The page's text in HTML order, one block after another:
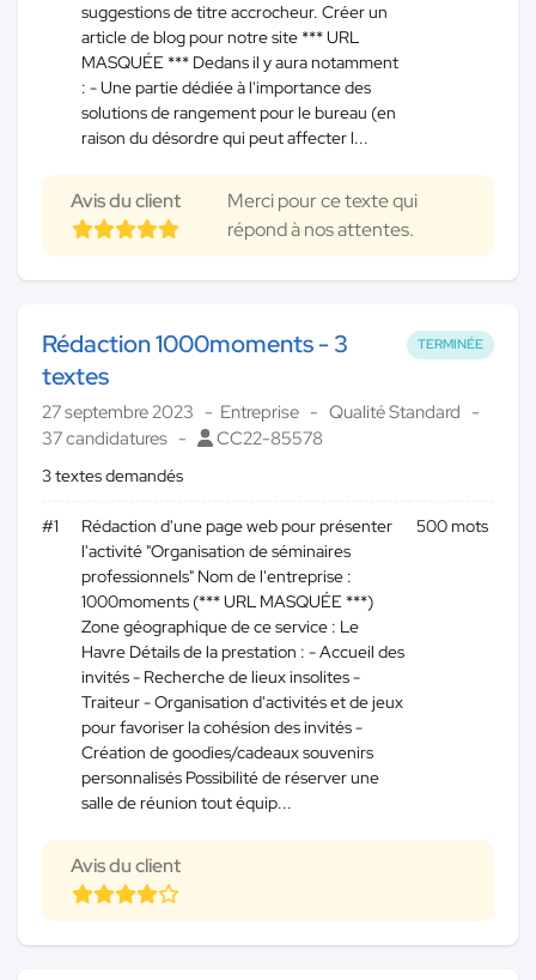
suggestions de titre accrocheur. Créer un
article de blog pour notre site *** URL
MASQUÉE *** Dedans il y aura notamment
: - Une partie dédiée à l'importance des
solutions de rangement pour le bureau (en
raison du désordre qui peut affecter l...
Avis du client
Merci pour ce texte qui
répond à nos attentes.
TERMINÉE
Rédaction 1000moments - 3
textes
27 septembre 2023 Entreprise
Qualité Standard
37 candidatures
CC22-85578
3 textes demandés
#1
Rédaction d'une page web pour présenter
l'activité "Organisation de séminaires
professionnels" Nom de l'entreprise :
1000moments (*** URL MASQUÉE ***)
Zone géographique de ce service : Le
Havre Détails de la prestation : - Accueil des
invités - Recherche de lieux insolites -
Traiteur - Organisation d'activités et de jeux
pour favoriser la cohésion des invités -
Création de goodies/cadeaux souvenirs
personnalisés Possibilité de réserver une
salle de réunion tout équip...
500 mots
Avis du client